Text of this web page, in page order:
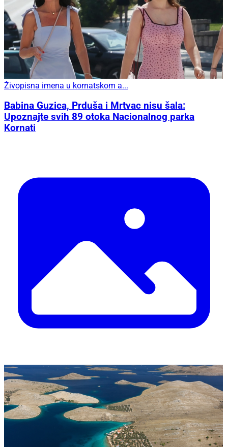
Živopisna imena u kornatskom a...
Babina Guzica, Prduša i Mrtvac nisu šala:
Upoznajte svih 89 otoka Nacionalnog parka
Kornati